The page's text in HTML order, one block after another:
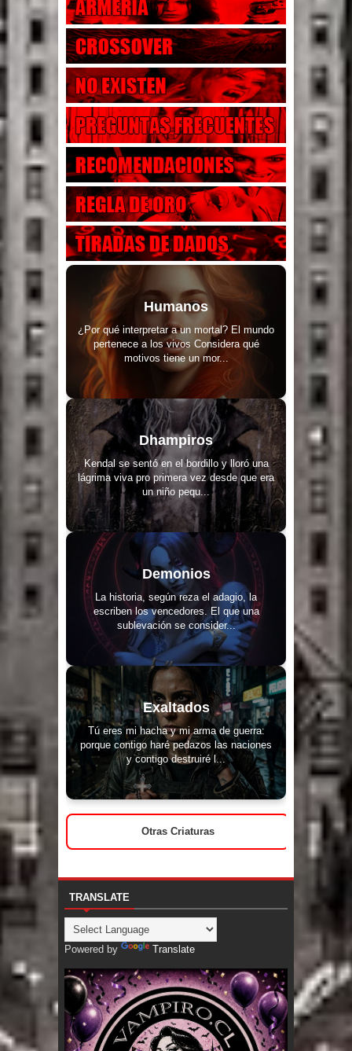
Humanos
¿Por qué interpretar a un mortal? El mundo
pertenece a los vivos Considera qué
motivos tiene un mor...
Dhampiros
Kendal se sentó en el bordillo y lloró una
lágrima viva pro primera vez desde que era
un niño pequ...
Demonios
La historia, según reza el adagio, la
escriben los vencedores. El que una
sublevación se consider...
Exaltados
Tú eres mi hacha y mi arma de guerra:
porque contigo haré pedazos las naciones
y contigo destruiré l...
Otras Criaturas
TRANSLATE
Powered by Translate